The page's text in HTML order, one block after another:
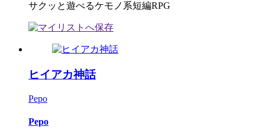
サクッと遊べるケモノ系短編RPG
ヒイアカ神話
Pepo
Pepo